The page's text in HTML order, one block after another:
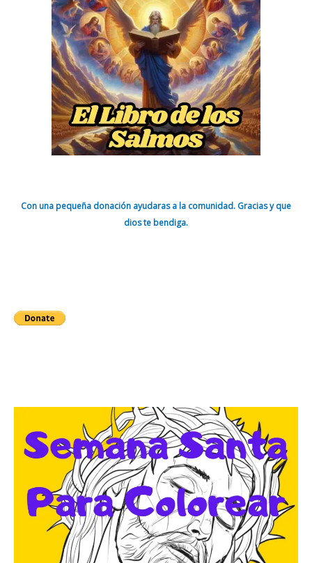
Con una pequeña donación ayudaras a la comunidad. Gracias y que
dios te bendiga.